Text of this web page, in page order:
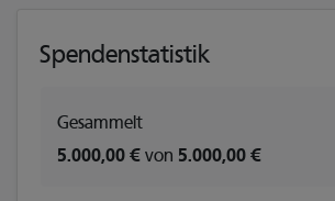
Spendenstatistik
Gesammelt
5.000,00 € von 5.000,00 €